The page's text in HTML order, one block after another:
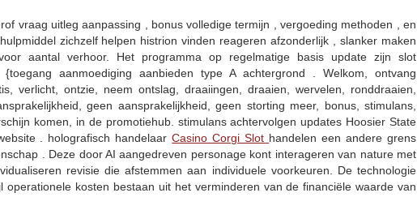
vraag uitleg aanpassing , bonus volledige termijn , vergoeding methoden , en
zichzelf helpen histrion vinden reageren afzonderlijk , slanker maken
aantal verhoor. Het programma op regelmatige basis update zijn slot
aanmoediging aanbieden type A achtergrond . Welkom, ontvang
verlicht, ontzie, neem ontslag, draaiingen, draaien, wervelen, ronddraaien,
geen aansprakelijkheid, geen storting meer, bonus, stimulans,
komen, in de promotiehub. stimulans achtervolgen updates Hoosier State
. holografisch handelaarCasino Corgi Slot handelen een andere grens
. Deze door AI aangedreven personage kont interageren van nature met
revisie die afstemmen aan individuele voorkeuren. De technologie
kosten bestaan ​​uit het verminderen van de financiële waarde van